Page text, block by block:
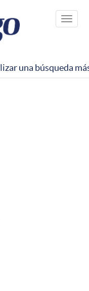
Toggle
una búsqueda